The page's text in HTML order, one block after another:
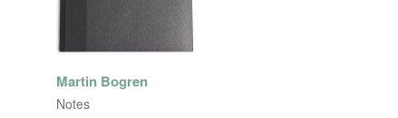
Martin Bogren
Notes